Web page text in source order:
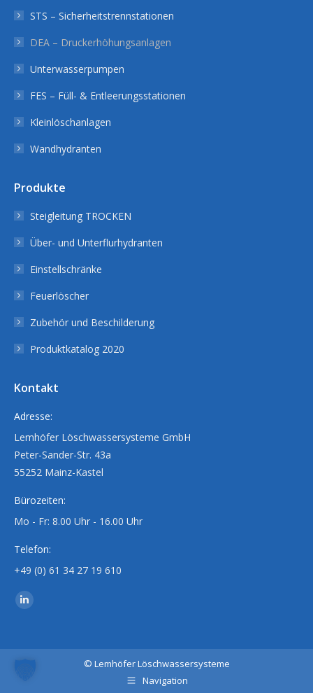
STS – Sicherheitstrennstationen
DEA – Druckerhöhungsanlagen
Unterwasserpumpen
FES – Füll- & Entleerungsstationen
Kleinlöschanlagen
Wandhydranten
Produkte
Steigleitung TROCKEN
Über- und Unterflurhydranten
Einstellschränke
Feuerlöscher
Zubehör und Beschilderung
Produktkatalog 2020
Kontakt
Adresse:
Lemhöfer Löschwassersysteme GmbH
Peter-Sander-Str. 43a
55252 Mainz-Kastel
Bürozeiten:
Mo - Fr: 8.00 Uhr - 16.00 Uhr
Telefon:
+49 (0) 61 34 27 19 610
Finden Sie uns auf:
Linkedin
in
new
© Lemhöfer Löschwassersysteme
Navigation